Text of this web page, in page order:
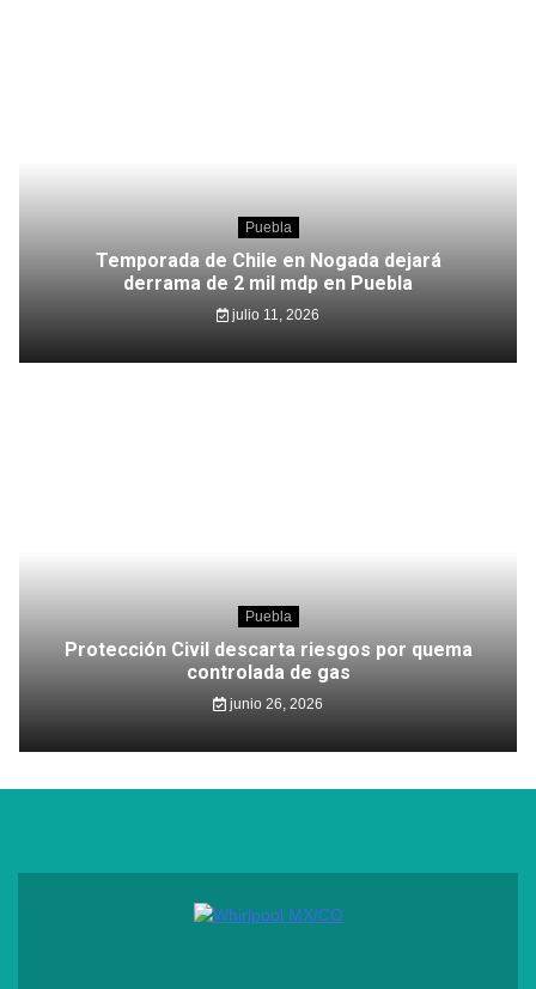
Puebla
Temporada de Chile en Nogada dejará
derrama de 2 mil mdp en Puebla
julio 11, 2026
Puebla
Protección Civil descarta riesgos por quema
controlada de gas
junio 26, 2026